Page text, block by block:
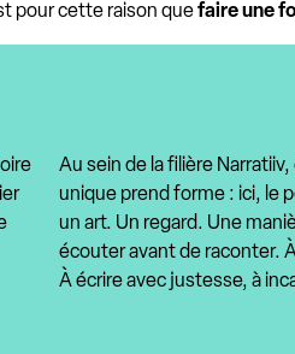
pour cette raison quefaire une
Au sein de la filière
unique prend forme : ici, le
un art. Un regard. Une
écouter avant de raconter.
À écrire avec justesse, à